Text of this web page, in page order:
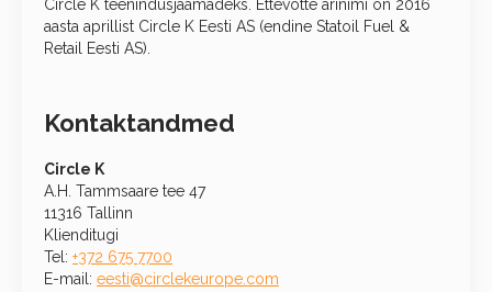
Circle K teenindusjaamadeks. Ettevõtte ärinimi on 2016
aasta aprillist Circle K Eesti AS (endine Statoil Fuel &
Retail Eesti AS).
Kontaktandmed
Circle K
A.H. Tammsaare tee 47
11316 Tallinn
Klienditugi
Tel: +372 675 7700
E-mail: eesti@circlekeurope.com